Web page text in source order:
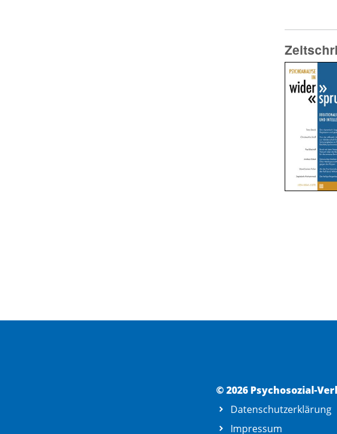
© 2026 Psychosozial-
Datenschutzerklärung
Impressum